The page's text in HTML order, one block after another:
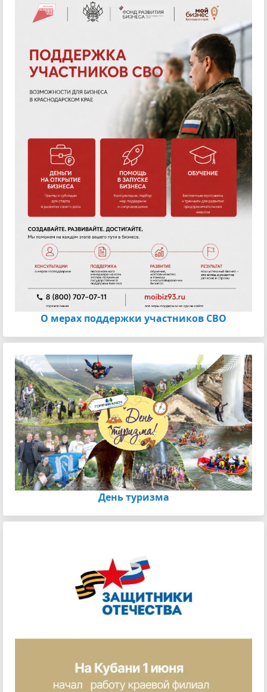
О мерах поддержки участников СВО
День туризма